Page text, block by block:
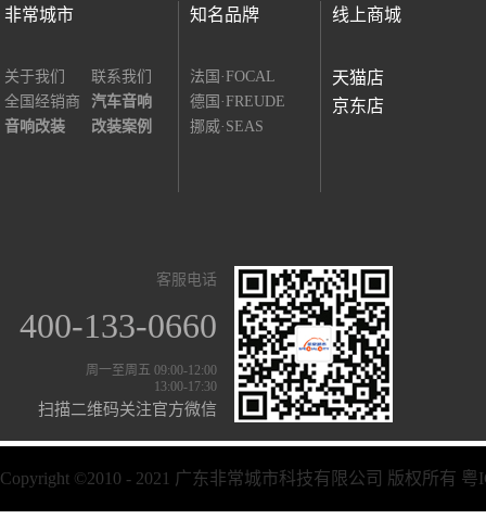
非常城市
关于我们
联系我们
全国经销商
汽车音响
音响改装
改装案例
知名品牌
法国·FOCAL
德国·FREUDE
挪威·SEAS
线上商城
天猫店
京东店
客服电话
400-133-0660
周一至周五 09:00-12:00
13:00-17:30
扫描二维码关注官方微信
Copyright ©2010 - 2021 广东非常城市科技有限公司 版权所有 粤